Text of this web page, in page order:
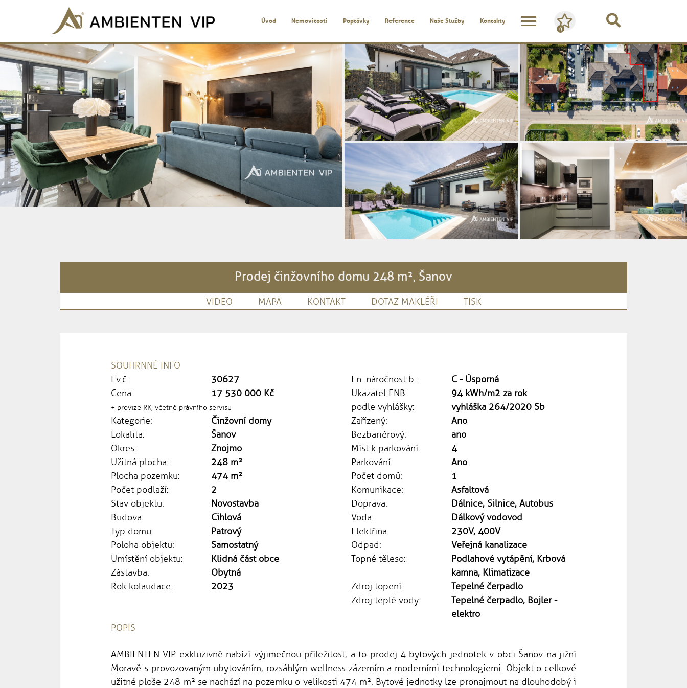
Úvod Nemovitosti Poptávky Reference Naše Služby Kontakty
0
Prodej činžovního domu 248 m², Šanov
VIDEO MAPA KONTAKT DOTAZ MAKLÉŘI TISK
SOUHRNNÉ INFO
Ev.č.:
30627
Cena:
17 530 000 Kč
+ provize RK, včetně právního servisu
Kategorie:
Činžovní domy
Lokalita:
Šanov
Okres:
Znojmo
Užitná plocha:
248 m²
Plocha pozemku:
474 m²
Počet podlaží:
2
Stav objektu:
Novostavba
Budova:
Cihlová
Typ domu:
Patrový
Poloha objektu:
Samostatný
Umístění objektu:
Klidná část obce
Zástavba:
Obytná
Rok kolaudace:
2023
En. náročnost b.:
C - Úsporná
Ukazatel ENB:
94 kWh/m2 za rok
podle vyhlášky:
vyhláška 264/2020 Sb
Zařízený:
Ano
Bezbariérový:
ano
Míst k parkování:
4
Parkování:
Ano
Počet domů:
1
Komunikace:
Asfaltová
Doprava:
Dálnice, Silnice, Autobus
Voda:
Dálkový vodovod
Elektřina:
230V, 400V
Odpad:
Veřejná kanalizace
Topné těleso:
Podlahové vytápění, Krbová
kamna, Klimatizace
Zdroj topení:
Tepelné čerpadlo
Zdroj teplé vody:
Tepelné čerpadlo, Bojler -
elektro
POPIS
AMBIENTEN VIP exkluzivně nabízí výjimečnou příležitost, a to prodej 4 bytových jednotek v obci Šanov na jižní
Moravě s provozovaným ubytováním, rozsáhlým wellness zázemím a moderními technologiemi. Objekt o celkové
užitné ploše 248 m² se nachází na pozemku o velikosti 474 m². Bytové jednotky lze pronajmout na dlouhodobý i